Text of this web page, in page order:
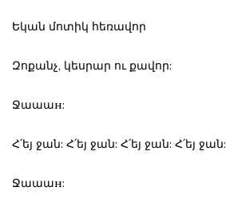
Եկան մոտիկ հեռավոր
Զոքանչ, կեսրար ու քավոր:
Ջաաաн:
Հ՛եյ ջան: Հ՛եյ ջան: Հ՛եյ ջան: Հ՛եյ ջան:
Ջաաաн: